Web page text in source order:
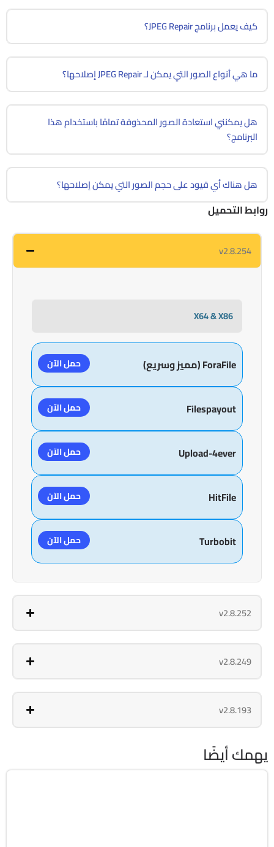
كيف يعمل برنامج JPEG Repair؟
ما هي أنواع الصور التي يمكن لـ JPEG Repair إصلاحها؟
هل يمكنني استعادة الصور المحذوفة تمامًا باستخدام هذا
البرنامج؟
هل هناك أي قيود على حجم الصور التي يمكن إصلاحها؟
روابط التحميل
v2.8.254
X64 & X86
ForaFile (مميز وسريع) حمل الآن
Filespayout حمل الآن
Upload-4ever حمل الآن
HitFile حمل الآن
Turbobit حمل الآن
v2.8.252
v2.8.249
v2.8.193
يهمك أيضًا